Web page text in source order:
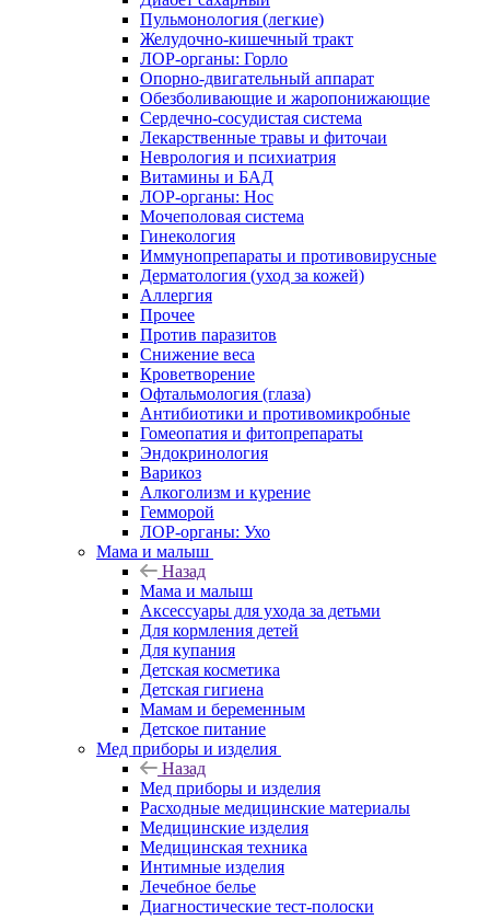
Пульмонология (легкие)
Желудочно-кишечный тракт
ЛОР-органы: Горло
Опорно-двигательный аппарат
Обезболивающие и жаропонижающие
Сердечно-сосудистая система
Лекарственные травы и фиточаи
Неврология и психиатрия
Витамины и БАД
ЛОР-органы: Нос
Мочеполовая система
Гинекология
Иммунопрепараты и противовирусные
Дерматология (уход за кожей)
Аллергия
Прочее
Против паразитов
Снижение веса
Кроветворение
Офтальмология (глаза)
Антибиотики и противомикробные
Гомеопатия и фитопрепараты
Эндокринология
Варикоз
Алкоголизм и курение
Гемморой
ЛОР-органы: Ухо
Мама и малыш
Назад
Мама и малыш
Аксессуары для ухода за детьми
Для кормления детей
Для купания
Детская косметика
Детская гигиена
Мамам и беременным
Детское питание
Мед приборы и изделия
Назад
Мед приборы и изделия
Расходные медицинские материалы
Медицинские изделия
Медицинская техника
Интимные изделия
Лечебное белье
Диагностические тест-полоски